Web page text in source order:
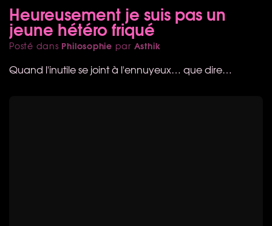
Heureusement je suis pas un
jeune hétéro friqué
Posté dans Philosophie par Asthik
Quand l'inutile se joint à l'ennuyeux… que dire…